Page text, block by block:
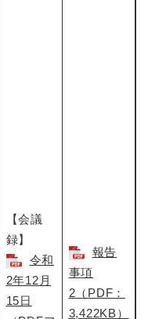
【会議
録】
令和
2年12月
15日
報告
事項
2（PDF：
3,422KB）